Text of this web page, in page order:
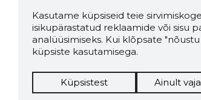
Kasutame küpsiseid teie
isikupärastatud reklaamide või sisu
analüüsimiseks. Kui klõpsate
küpsiste kasutamisega.
Küpsistest Ainult